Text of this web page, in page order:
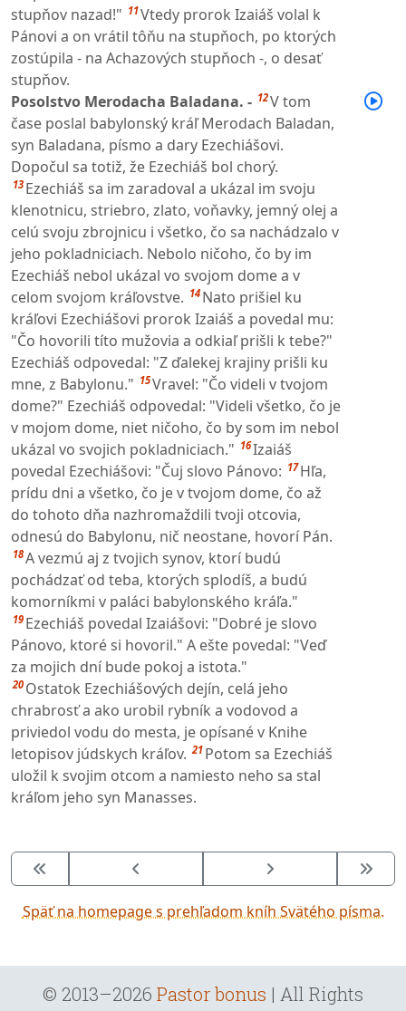
stupňov nazad!" 11Vtedy prorok Izaiáš volal k
Pánovi a on vrátil tôňu na stupňoch, po ktorých
zostúpila - na Achazových stupňoch -, o desať
stupňov.
Posolstvo Merodacha Baladana. - 12V tom
čase poslal babylonský kráľ Merodach Baladan,
syn Baladana, písmo a dary Ezechiášovi.
Dopočul sa totiž, že Ezechiáš bol chorý.
13 Ezechiáš sa im zaradoval a ukázal im svoju
klenotnicu, striebro, zlato, voňavky, jemný olej a
celú svoju zbrojnicu i všetko, čo sa nachádzalo v
jeho pokladniciach. Nebolo ničoho, čo by im
Ezechiáš nebol ukázal vo svojom dome a v
celom svojom kráľovstve. 14 Nato prišiel ku
kráľovi Ezechiášovi prorok Izaiáš a povedal mu:
"Čo hovorili títo mužovia a odkiaľ prišli k tebe?"
Ezechiáš odpovedal: "Z ďalekej krajiny prišli ku
mne, z Babylonu." 15Vravel: "Čo videli v tvojom
dome?" Ezechiáš odpovedal: "Videli všetko, čo je
v mojom dome, niet ničoho, čo by som im nebol
ukázal vo svojich pokladniciach." 16Izaiáš
povedal Ezechiášovi: "Čuj slovo Pánovo: 17 Hľa,
prídu dni a všetko, čo je v tvojom dome, čo až
do tohoto dňa nazhromaždili tvoji otcovia,
odnesú do Babylonu, nič neostane, hovorí Pán.
18A vezmú aj z tvojich synov, ktorí budú
pochádzať od teba, ktorých splodíš, a budú
komorníkmi v paláci babylonského kráľa."
19 Ezechiáš povedal Izaiášovi: "Dobré je slovo
Pánovo, ktoré si hovoril." A ešte povedal: "Veď
za mojich dní bude pokoj a istota."
20 Ostatok Ezechiášových dejín, celá jeho
chrabrosť a ako urobil rybník a vodovod a
priviedol vodu do mesta, je opísané v Knihe
letopisov júdskych kráľov. 21 Potom sa Ezechiáš
uložil k svojim otcom a namiesto neho sa stal
kráľom jeho syn Manasses.
Späť na homepage s prehľadom kníh Svätého písma.
© 2013–2026 Pastor bonus | All Rights